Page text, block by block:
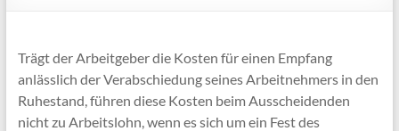
Trägt der Arbeitgeber die Kosten für einen Empfang
anlässlich der Verabschiedung seines Arbeitnehmers in den
Ruhestand, führen diese Kosten beim Ausscheidenden
nicht zu Arbeitslohn, wenn es sich um ein Fest des